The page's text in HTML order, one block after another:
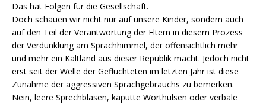
Das hat Folgen für die Gesellschaft.
Doch schauen wir nicht nur auf unsere Kinder, sondern auch
auf den Teil der Verantwortung der Eltern in diesem Prozess
der Verdunklung am Sprachhimmel, der offensichtlich mehr
und mehr ein Kaltland aus dieser Republik macht. Jedoch nicht
erst seit der Welle der Geflüchteten im letzten Jahr ist diese
Zunahme der aggressiven Sprachgebrauchs zu bemerken.
Nein, leere Sprechblasen, kaputte Worthülsen oder verbale